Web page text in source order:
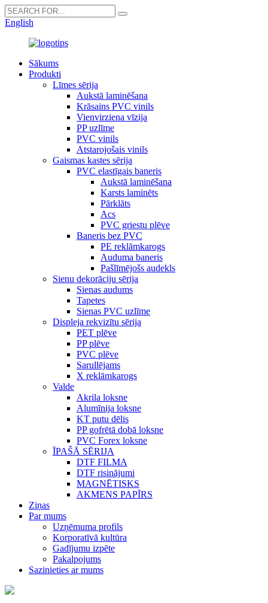
English
Sākums
Produkti
Līmes sērija
Aukstā laminēšana
Krāsains PVC vinils
Vienvirziena vīzija
PP uzlīme
PVC vinils
Atstarojošais vinils
Gaismas kastes sērija
PVC elastīgais baneris
Aukstā laminēšana
Karsts laminēts
Pārklāts
Acs
PVC griestu plēve
Baneris bez PVC
PE reklāmkarogs
Auduma baneris
Pašlīmējošs audekls
Sienu dekorāciju sērija
Sienas audums
Tapetes
Sienas PVC uzlīme
Displeja rekvizītu sērija
PET plēve
PP plēve
PVC plēve
Sarullējams
X reklāmkarogs
Valde
Akrila loksne
Alumīnija loksne
KT putu dēlis
PP gofrētā dobā loksne
PVC Forex loksne
ĪPAŠĀ SĒRIJA
DTF FILMA
DTF risinājumi
MAGNĒTISKS
AKMENS PAPĪRS
Ziņas
Par mums
Uzņēmuma profils
Korporatīvā kultūra
Gadījumu izpēte
Pakalpojums
Sazinieties ar mums